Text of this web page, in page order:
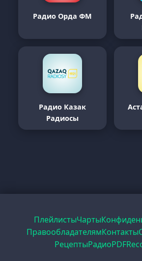
Радио Орда ФМ
Радио Казак
Радиосы
ПлейлистыЧарты
ПравообладателямКонтакты
РецептыРадиоPDF